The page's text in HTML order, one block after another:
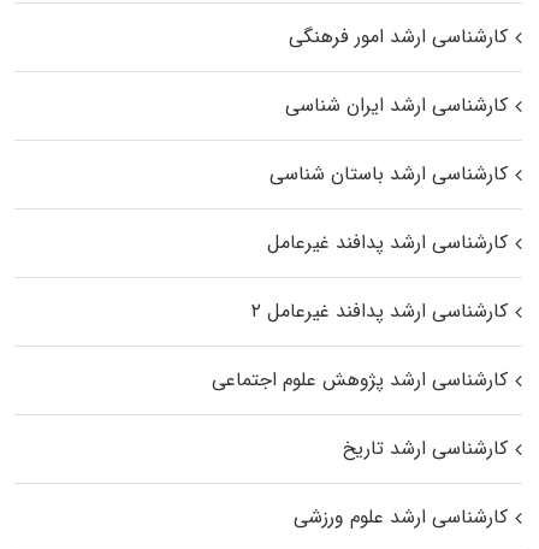
کارشناسی ارشد امور فرهنگی
کارشناسی ارشد ایران شناسی
کارشناسی ارشد باستان شناسی
کارشناسی ارشد پدافند غیرعامل
کارشناسی ارشد پدافند غیرعامل ۲
کارشناسی ارشد پژوهش علوم اجتماعی
کارشناسی ارشد تاریخ
کارشناسی ارشد علوم ورزشی